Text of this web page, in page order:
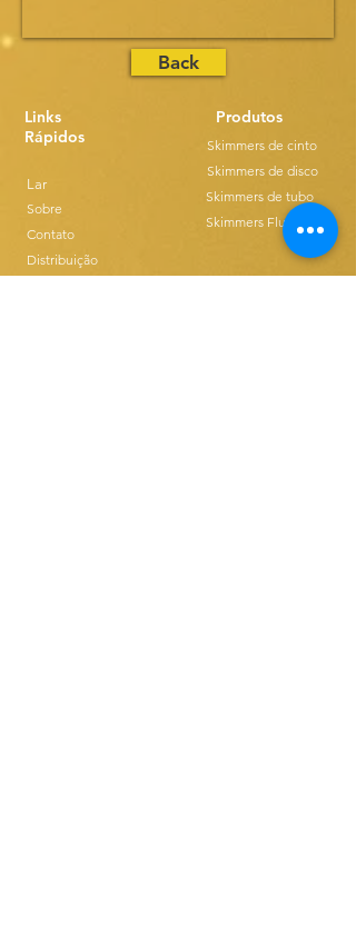
Back
Links
Rápidos
Lar
Sobre
Contato
Distribuição
Produtos
Skimmers de cinto
Skimmers de disco
Skimmers de tubo
Skimmers Flutuantes